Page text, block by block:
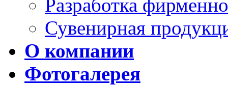
Разработка
Сувенирная
О компании
Фотогалерея